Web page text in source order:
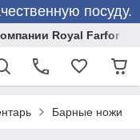
посуду.
Royal Farfor
Барные ножи